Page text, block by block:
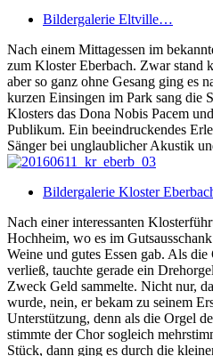
Bildergalerie Eltville…
Nach einem Mittagessen im
zum Kloster Eberbach. Zwar stand
aber so ganz ohne Gesang ging es
kurzen Einsingen im Park sang die
Klosters das Dona Nobis Pacem
Publikum. Ein beeindruckendes
Sänger bei unglaublicher Akustik
Bildergalerie Kloster
Nach einer interessanten
Hochheim, wo es im
Weine und gutes Essen gab. Als
verließ, tauchte gerade ein
Zweck Geld sammelte. Nicht nur,
wurde, nein, er bekam zu seinem
Unterstützung, denn als die Orgel
stimmte der Chor sogleich
Stück, dann ging es durch die